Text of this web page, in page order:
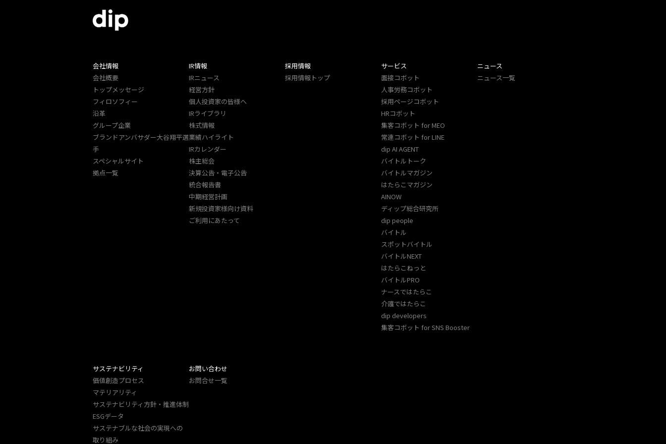
会社情報
会社概要
トップメッセージ
フィロソフィー
沿革
グループ企業
ブランドアンバサダー大谷翔平選
手
スペシャルサイト
拠点一覧
IR情報
IRニュース
経営方針
個人投資家の皆様へ
IRライブラリ
株式情報
業績ハイライト
IRカレンダー
株主総会
決算公告・電子公告
統合報告書
中期経営計画
新規投資家様向け資料
ご利用にあたって
採用情報
採用情報トップ
サービス
面接コボット
人事労務コボット​
採用ページコボット​
HRコボット
集客コボット for MEO
常連コボット for LINE​
dip AI AGENT
バイトルトーク
バイトルマガジン
はたらこマガジン
AINOW
ディップ総合研究所
dip people
バイトル
スポットバイトル
バイトルNEXT
はたらこねっと
バイトルPRO
ナースではたらこ
介護ではたらこ
dip developers
集客コボット for SNS Booster
ニュース
ニュース一覧
サステナビリティ
価値創造プロセス
マテリアリティ
サステナビリティ方針・推進体制
ESGデータ
サステナブルな社会の実現への
取り組み
お問い合わせ
お問合せ一覧